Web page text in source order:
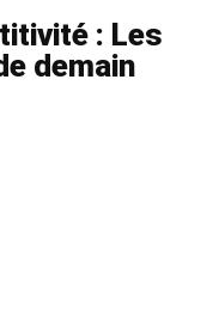
: Les
demain